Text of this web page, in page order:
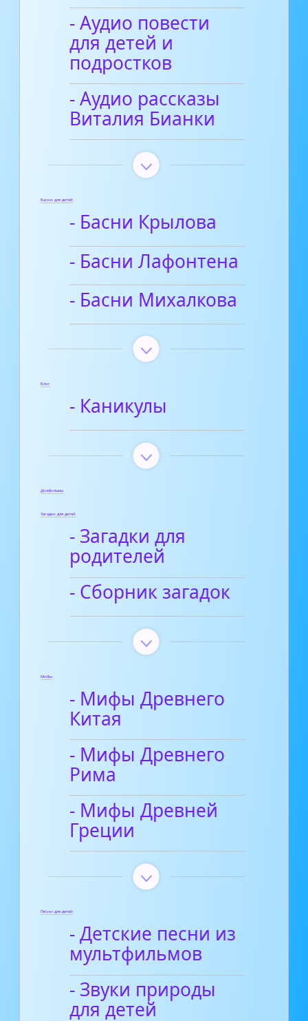
- Аудио повести
для детей и
подростков
- Аудио рассказы
Виталия Бианки
Басни для детей
- Басни Крылова
- Басни Лафонтена
- Басни Михалкова
Блог
- Каникулы
Диафильмы
Загадки для детей
- Загадки для
родителей
- Сборник загадок
Мифы
- Мифы Древнего
Китая
- Мифы Древнего
Рима
- Мифы Древней
Греции
Песни для детей
- Детские песни из
мультфильмов
- Звуки природы
для детей